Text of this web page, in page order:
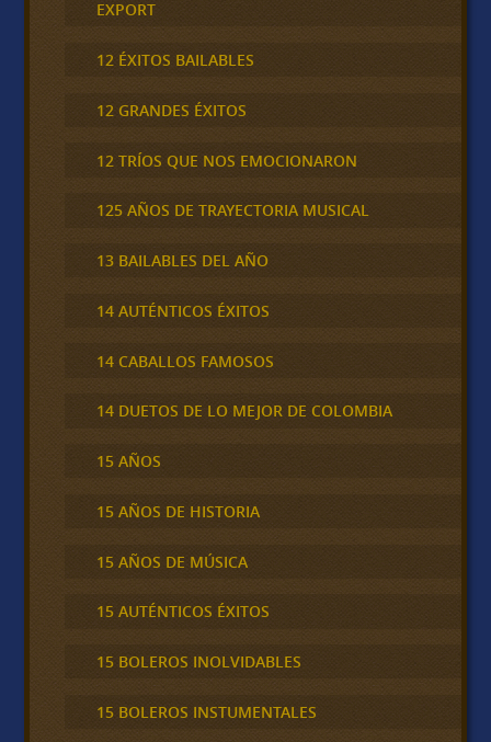
EXPORT
12 ÉXITOS BAILABLES
12 GRANDES ÉXITOS
12 TRÍOS QUE NOS EMOCIONARON
125 AÑOS DE TRAYECTORIA MUSICAL
13 BAILABLES DEL AÑO
14 AUTÉNTICOS ÉXITOS
14 CABALLOS FAMOSOS
14 DUETOS DE LO MEJOR DE COLOMBIA
15 AÑOS
15 AÑOS DE HISTORIA
15 AÑOS DE MÚSICA
15 AUTÉNTICOS ÉXITOS
15 BOLEROS INOLVIDABLES
15 BOLEROS INSTUMENTALES